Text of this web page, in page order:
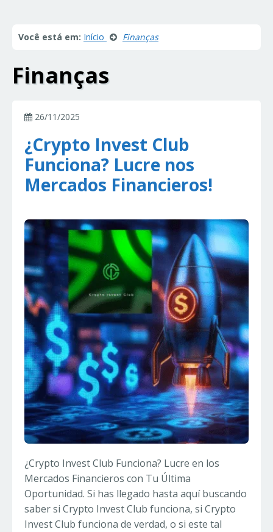
Você está em: Início Finanças
Finanças
26/11/2025
¿Crypto Invest Club
Funciona? Lucre nos
Mercados Financieros!
¿Crypto Invest Club Funciona? Lucre en los
Mercados Financieros con Tu Última
Oportunidad. Si has llegado hasta aquí buscando
saber si Crypto Invest Club funciona, si Crypto
Invest Club funciona de verdad, o si este tal